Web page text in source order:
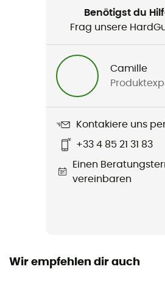
Taschen
Benötigst du
Frag unsere
Camille
Kontakiere uns
+33 4 85 21 31 83
Einen
vereinbaren
Wir empfehlen dir auch